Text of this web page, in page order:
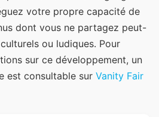
votre propre capacité de
dont vous ne partagez peut-
ou ludiques. Pour
sur ce développement, un
est consultable sur Vanity Fair